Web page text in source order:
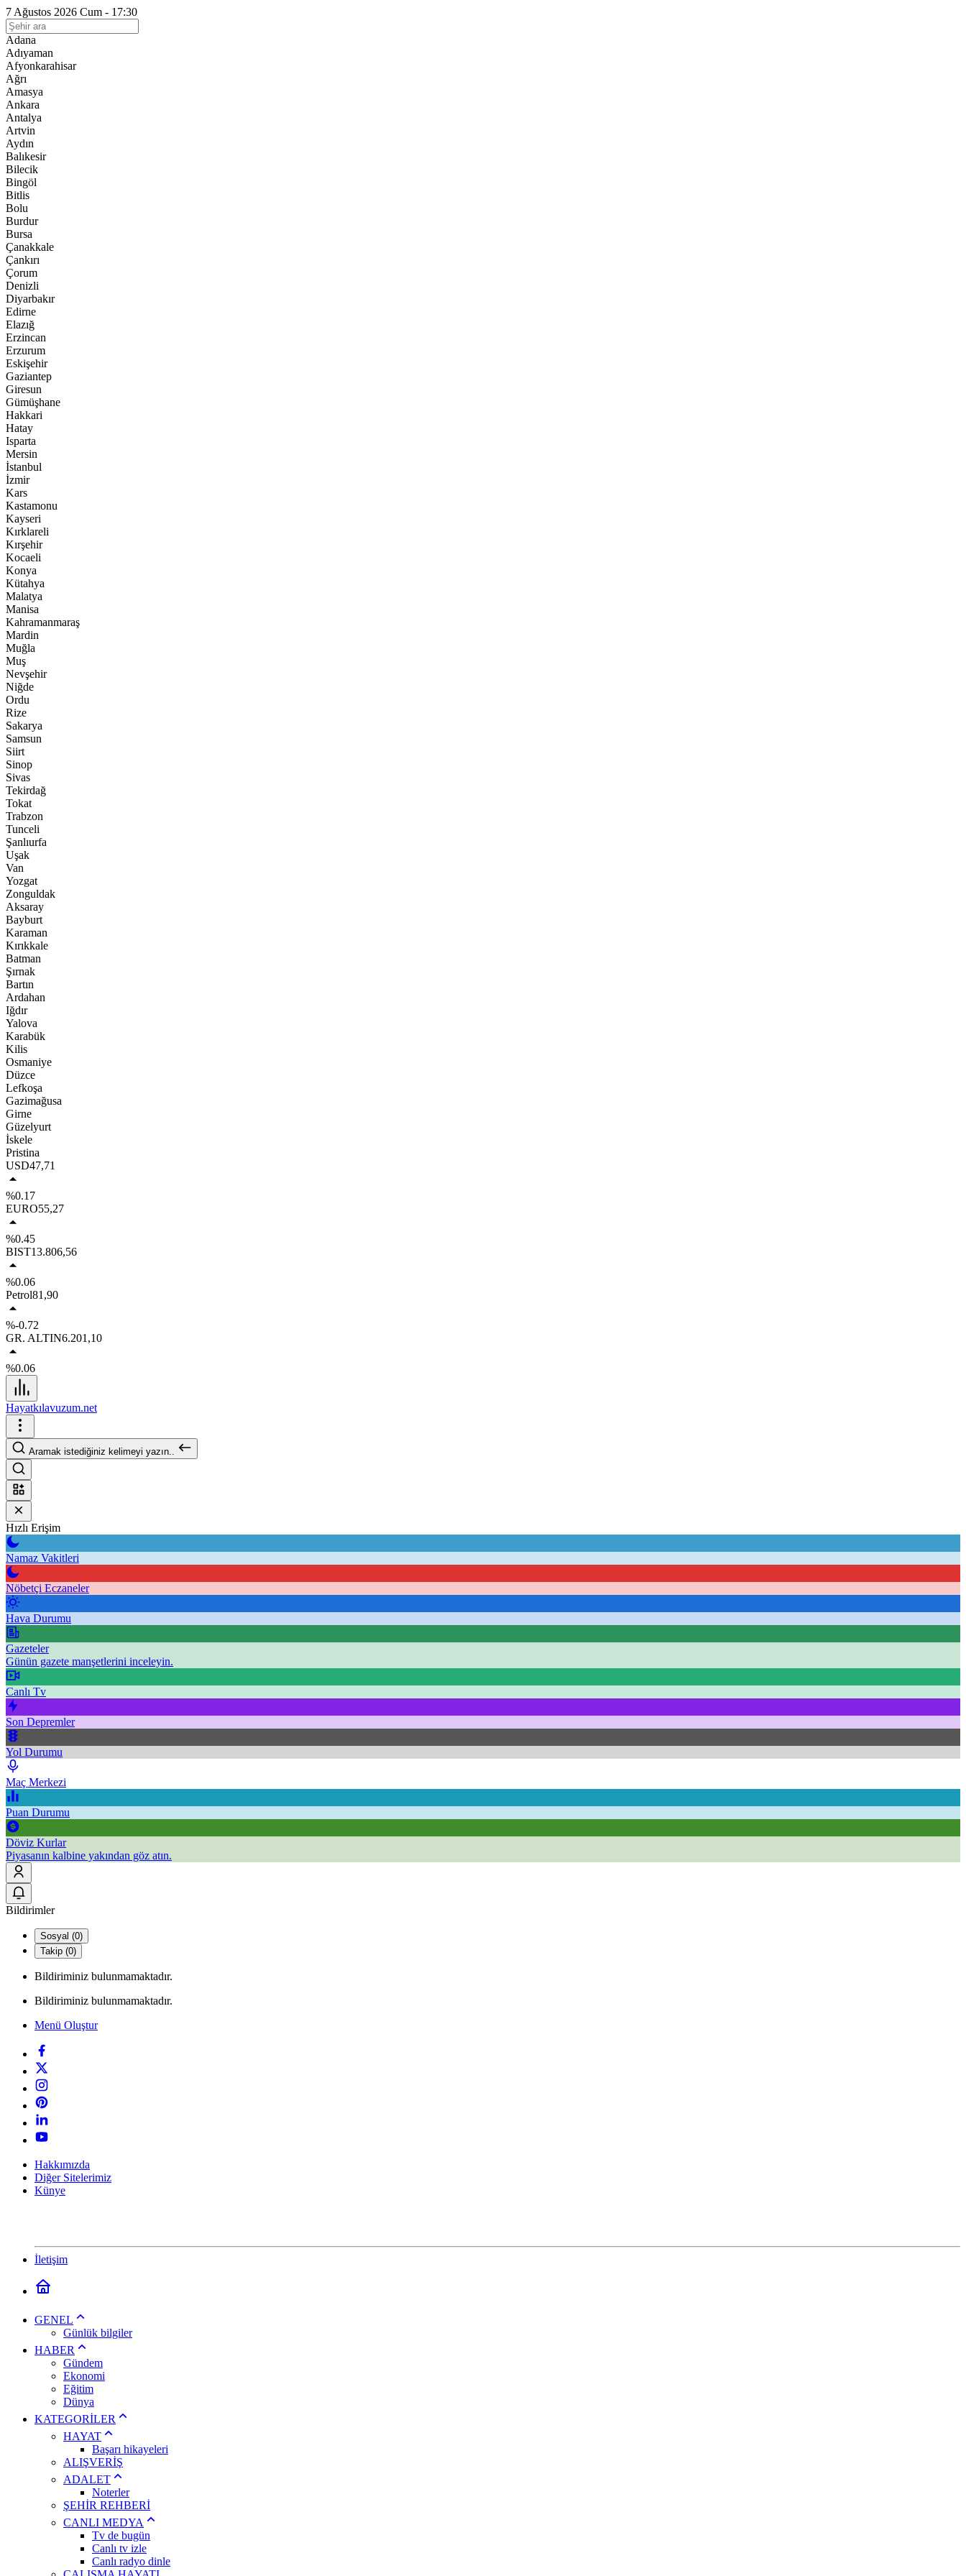
7 Ağustos 2026 Cum - 17:30
Adana
Adıyaman
Afyonkarahisar
Ağrı
Amasya
Ankara
Antalya
Artvin
Aydın
Balıkesir
Bilecik
Bingöl
Bitlis
Bolu
Burdur
Bursa
Çanakkale
Çankırı
Çorum
Denizli
Diyarbakır
Edirne
Elazığ
Erzincan
Erzurum
Eskişehir
Gaziantep
Giresun
Gümüşhane
Hakkari
Hatay
Isparta
Mersin
İstanbul
İzmir
Kars
Kastamonu
Kayseri
Kırklareli
Kırşehir
Kocaeli
Konya
Kütahya
Malatya
Manisa
Kahramanmaraş
Mardin
Muğla
Muş
Nevşehir
Niğde
Ordu
Rize
Sakarya
Samsun
Siirt
Sinop
Sivas
Tekirdağ
Tokat
Trabzon
Tunceli
Şanlıurfa
Uşak
Van
Yozgat
Zonguldak
Aksaray
Bayburt
Karaman
Kırıkkale
Batman
Şırnak
Bartın
Ardahan
Iğdır
Yalova
Karabük
Kilis
Osmaniye
Düzce
Lefkoşa
Gazimağusa
Girne
Güzelyurt
İskele
Pristina
USD47,71
%0.17
EURO55,27
%0.45
BIST13.806,56
%0.06
Petrol81,90
%-0.72
GR. ALTIN6.201,10
%0.06
Hayatkılavuzum.net
Aramak istediğiniz kelimeyi yazın..
Hızlı Erişim
Namaz Vakitleri
Nöbetçi Eczaneler
Hava Durumu
Gazeteler
Günün gazete manşetlerini inceleyin.
Canlı Tv
Son Depremler
Yol Durumu
Maç Merkezi
Puan Durumu
Döviz Kurlar
Piyasanın kalbine yakından göz atın.
Bildirimler
Sosyal (0)
Takip (0)
Bildiriminiz bulunmamaktadır.
Bildiriminiz bulunmamaktadır.
Menü Oluştur
Hakkımızda
Diğer Sitelerimiz
Künye
İletişim
GENEL
Günlük bilgiler
HABER
Gündem
Ekonomi
Eğitim
Dünya
KATEGORİLER
HAYAT
Başarı hikayeleri
ALIŞVERİŞ
ADALET
Noterler
ŞEHİR REHBERİ
CANLI MEDYA
Tv de bugün
Canlı tv izle
Canlı radyo dinle